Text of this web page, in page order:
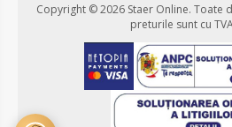
Copyright © 2026 Staer Online. Toate
preturile sunt cu